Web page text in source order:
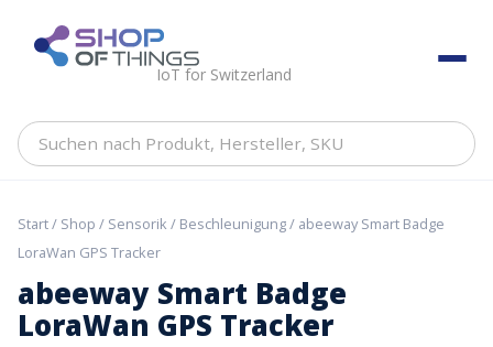
content ShopOfThings
IoT for Switzerland
Suchen
Hersteller,
Start/ Shop / Sensorik / Beschleunigung/ abeeway Smart Badge
LoraWan GPS Tracker
abeeway Smart Badge
LoraWan GPS Tracker